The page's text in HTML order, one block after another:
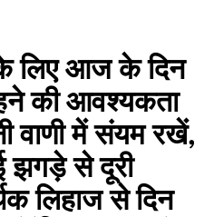
लिए आज के दिन
की आवश्यकता
में संयम रखें,
झगड़े से दूरी
लिहाज से दिन